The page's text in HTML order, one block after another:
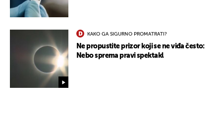
KAKO GA SIGURNO PROMATRATI?
Ne propustite prizor koji se ne viđa često:
Nebo sprema pravi spektakl